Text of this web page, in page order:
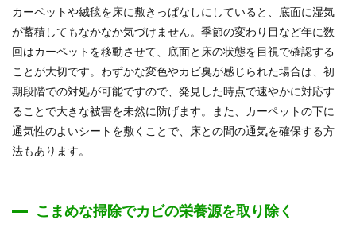
カーペットや絨毯を床に敷きっぱなしにしていると、底面に湿気
が蓄積してもなかなか気づけません。季節の変わり目など年に数
回はカーペットを移動させて、底面と床の状態を目視で確認する
ことが大切です。わずかな変色やカビ臭が感じられた場合は、初
期段階での対処が可能ですので、発見した時点で速やかに対応す
ることで大きな被害を未然に防げます。また、カーペットの下に
通気性のよいシートを敷くことで、床との間の通気を確保する方
法もあります。
こまめな掃除でカビの栄養源を取り除く